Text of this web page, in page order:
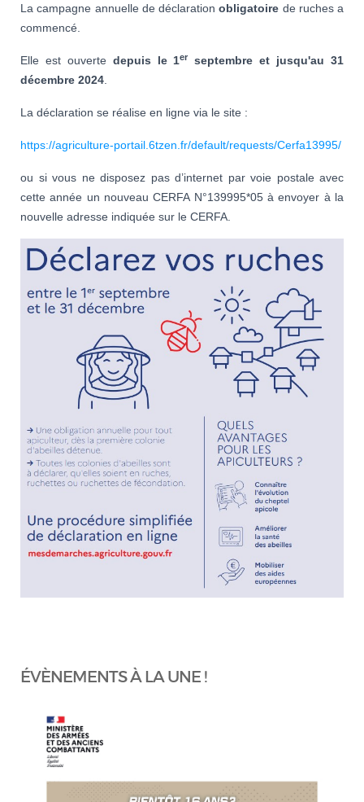
La campagne annuelle de déclarationobligatoire de ruches a
commencé.
Elle est ouverte depuis le 1er
septembre et jusqu'au 31
décembre 2024
La déclaration se réalise en ligne via le site :
https://agriculture-portail.6tzen.fr/default/requests/Cerfa13995/
ou si vous ne disposez pas d’internet par voie postale avec
cette année un nouveau CERFA N°139995*05 à envoyer à la
nouvelle adresse indiquée sur le CERFA.
ÉVÈNEMENTS À LA UNE !